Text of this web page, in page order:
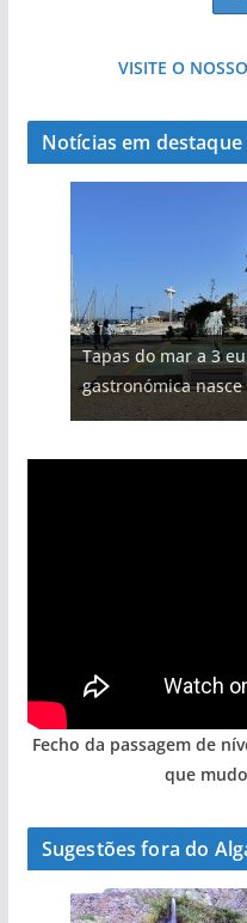
VISITE O
Notícias em destaque
Tapas do mar a 3
gastronómica
Fecho da passagem de
que
Sugestões fora do